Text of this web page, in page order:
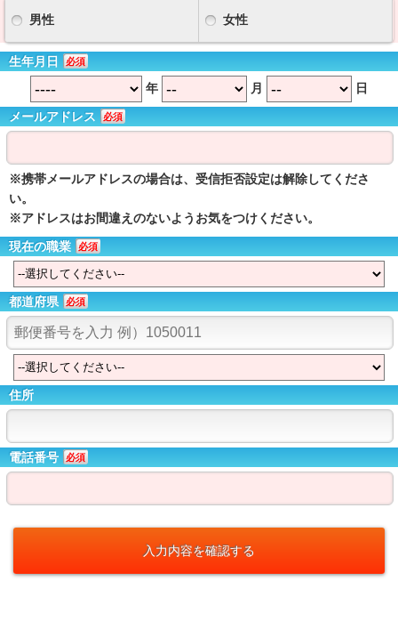
男性 女性
生年月日 必須
年 月 日
メールアドレス 必須
※携帯メールアドレスの場合は、受信拒否設定は解除してくださ
い。
※アドレスはお間違えのないようお気をつけください。
現在の職業
必須
都道府県 必須
住所
電話番号 必須